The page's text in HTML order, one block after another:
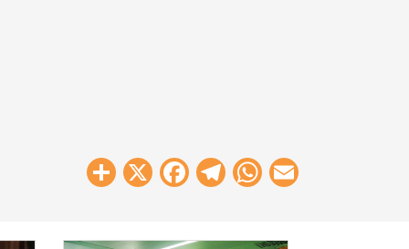
Share
X Facebook
Telegram
WhatsApp